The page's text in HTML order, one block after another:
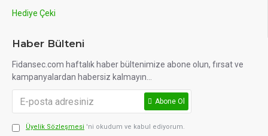
Hediye Çeki
Haber Bülteni
Fidansec.com haftalık haber bültenimize abone olun, fırsat ve
kampanyalardan habersiz kalmayın...
Abone Ol
Üyelik Sözleşmesi 'ni okudum ve kabul ediyorum.